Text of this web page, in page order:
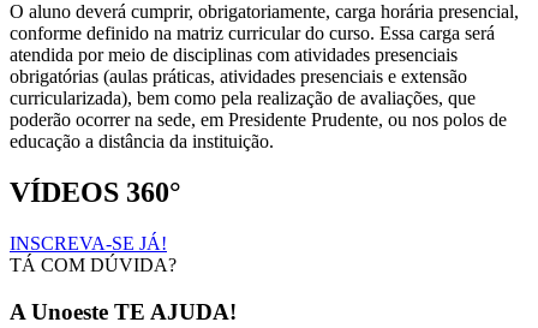
O aluno deverá cumprir, obrigatoriamente, carga horária presencial,
conforme definido na matriz curricular do curso. Essa carga será
atendida por meio de disciplinas com atividades presenciais
obrigatórias (aulas práticas, atividades presenciais e extensão
curricularizada), bem como pela realização de avaliações, que
poderão ocorrer na sede, em Presidente Prudente, ou nos polos de
educação a distância da instituição.
VÍDEOS 360°
INSCREVA-SE JÁ!
TÁ COM DÚVIDA?
A Unoeste TE AJUDA!